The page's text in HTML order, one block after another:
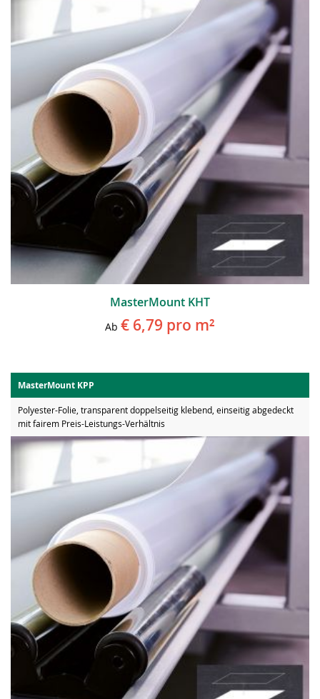
MasterMount KHT
Ab € 6,79 pro m²
MasterMount KPP
Polyester-Folie, transparent doppelseitig klebend, einseitig abgedeckt
mit fairem Preis-Leistungs-Verhältnis